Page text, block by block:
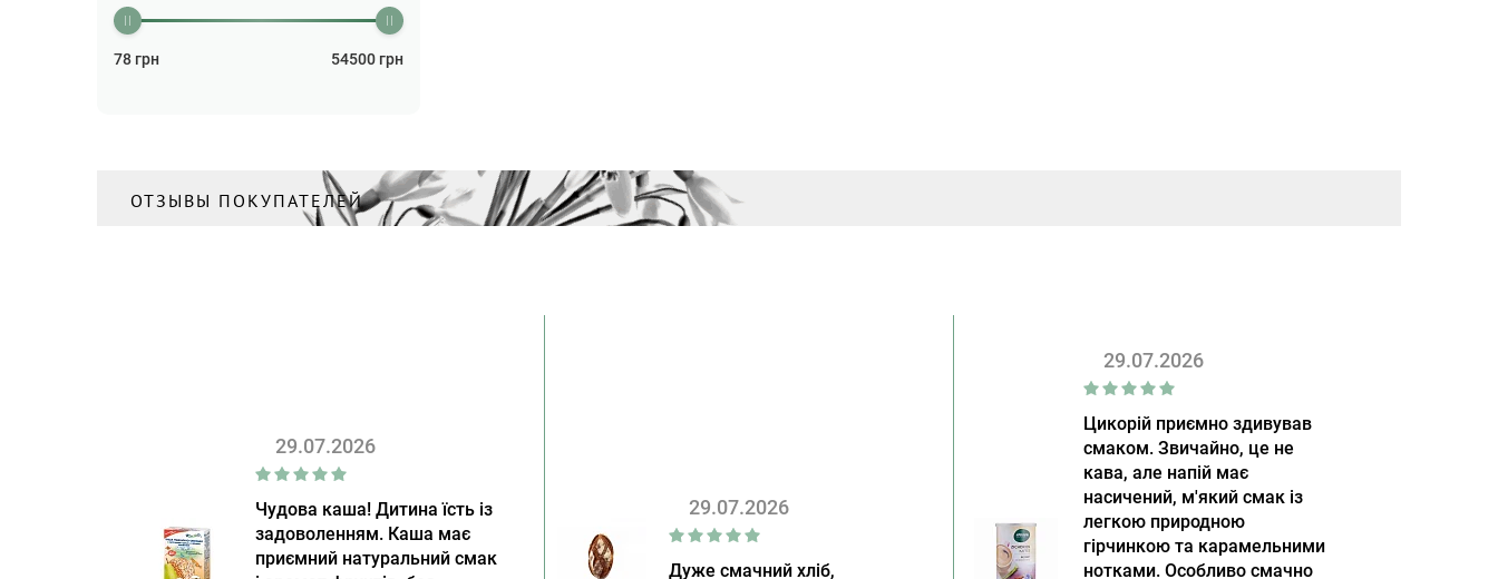
Скраб для лица/Пилинг для
Шампунь (1)
78 грн 54500 грн
ОТЗЫВЫ ПОКУПАТЕЛЕЙ
29.07.2026
Чудова каша! Дитина їсть із
задоволенням. Каша має
приємний натуральний смак
29.07.2026
Дуже смачний хліб,
29.07.2026
Цикорій приємно здивував
смаком. Звичайно, це не
кава, але напій має
насичений, м'який смак із
легкою природною
гірчинкою та карамельними
нотками. Особливо смачно